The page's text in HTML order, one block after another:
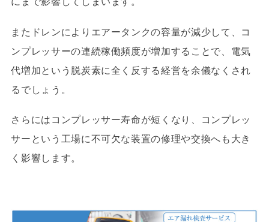
またドレンによりエアータンクの容量が減少して、コ
ンプレッサーの連続稼働頻度が増加することで、電気
代増加という脱炭素に全く反する経営を余儀なくされ
るでしょう。
さらにはコンプレッサー寿命が短くなり、コンプレッ
サーという工場に不可欠な装置の修理や交換へも大き
く影響します。